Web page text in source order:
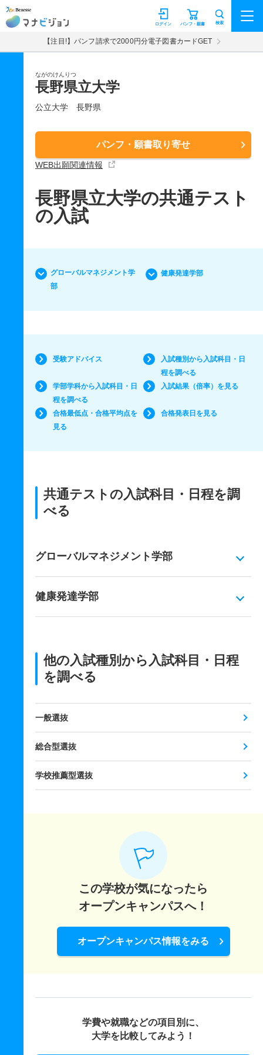
マナビジョン パンフ・願書
ログイン 検索
【注目!】パンフ請求で2000円分電子図書カードGET
ながのけんりつ
長野県立大学
公立大学 長野県
パンフ・願書取り寄せ
WEB出願関連情報
長野県立大学の共通テスト
の入試
グローバルマネジメント学
部
健康発達学部
受験アドバイス
入試種別から入試科目・日
程を調べる
学部学科から入試科目・日
程を調べる
入試結果（倍率）を見る
合格最低点・合格平均点を
見る
合格発表日を見る
共通テストの入試科目・日程を調
べる
グローバルマネジメント学部
健康発達学部
他の入試種別から入試科目・日程
を調べる
一般選抜
総合型選抜
学校推薦型選抜
この学校が気になったら
オープンキャンパスへ！
オープンキャンパス情報をみる
学費や就職などの項目別に、
大学を比較してみよう！